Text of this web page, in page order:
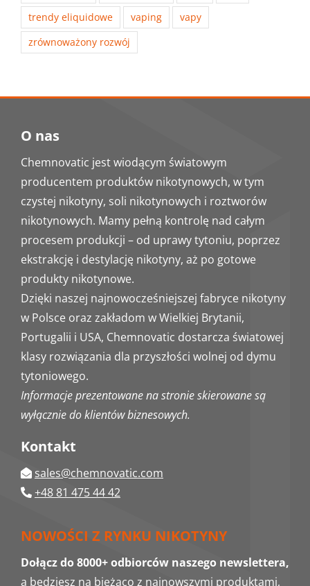
trendy eliquidowe
vaping
vapy
zrównoważony rozwój
O nas
Chemnovatic jest wiodącym światowym
producentem produktów nikotynowych, w tym
czystej nikotyny, soli nikotynowych i roztworów
nikotynowych. Mamy pełną kontrolę nad całym
procesem produkcji – od uprawy tytoniu, poprzez
ekstrakcję i destylację nikotyny, aż po gotowe
produkty nikotynowe.
Dzięki naszej najnowocześniejszej fabryce nikotyny
w Polsce oraz zakładom w Wielkiej Brytanii,
Portugalii i USA, Chemnovatic dostarcza światowej
klasy rozwiązania dla przyszłości wolnej od dymu
tytoniowego.
Informacje prezentowane na stronie skierowane są
wyłącznie do klientów biznesowych.
Kontakt
sales@chemnovatic.com
+48 81 475 44 42
NOWOŚCI Z RYNKU NIKOTYNY
Dołącz do 8000+ odbiorców naszego newslettera,
a będziesz na bieżąco z najnowszymi produktami,